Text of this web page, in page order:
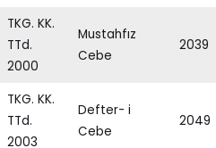
TKG. KK.
TTd.
2000
Mustahfız
Cebe
2039
TKG. KK.
TTd.
2003
Defter- i
Cebe
2049